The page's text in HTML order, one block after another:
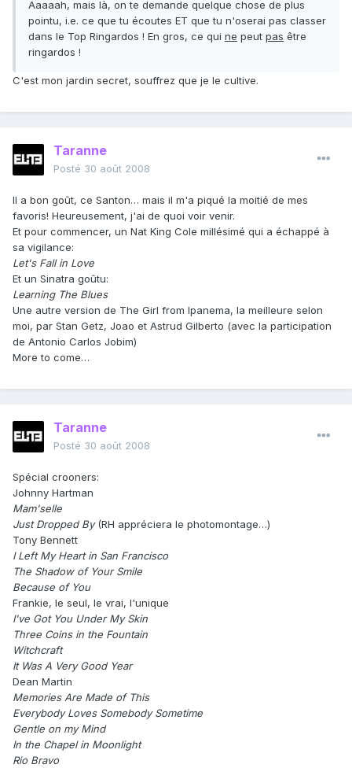
Aaaaah, mais là, on te demande quelque chose de plus
pointu, i.e. ce que tu écoutes ET que tu n'oserai pas classer
dans le Top Ringardos ! En gros, ce qui ne peut pas être
ringardos !
C'est mon jardin secret, souffrez que je le cultive.
Taranne
Posté 30 août 2008
Il a bon goût, ce Santon… mais il m'a piqué la moitié de mes
favoris! Heureusement, j'ai de quoi voir venir.
Et pour commencer, un Nat King Cole millésimé qui a échappé à
sa vigilance:
Let's Fall in Love
Et un Sinatra goûtu:
Learning The Blues
Une autre version de The Girl from Ipanema, la meilleure selon
moi, par Stan Getz, Joao et Astrud Gilberto (avec la participation
de Antonio Carlos Jobim)
More to come…
Taranne
Posté 30 août 2008
Spécial crooners:
Johnny Hartman
Mam'selle
Just Dropped By(RH appréciera le photomontage…)
Tony Bennett
I Left My Heart in San Francisco
The Shadow of Your Smile
Because of You
Frankie, le seul, le vrai, l'unique
I've Got You Under My Skin
Three Coins in the Fountain
Witchcraft
It Was A Very Good Year
Dean Martin
Memories Are Made of This
Everybody Loves Somebody Sometime
Gentle on my Mind
In the Chapel in Moonlight
Rio Bravo